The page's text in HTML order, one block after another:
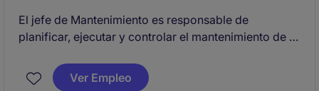
El jefe de Mantenimiento es responsable de
planificar, ejecutar y controlar el mantenimiento de la
plazos, calidad y costos, garantizando la continuidad
operativa y la seguridad.
Ver Empleo